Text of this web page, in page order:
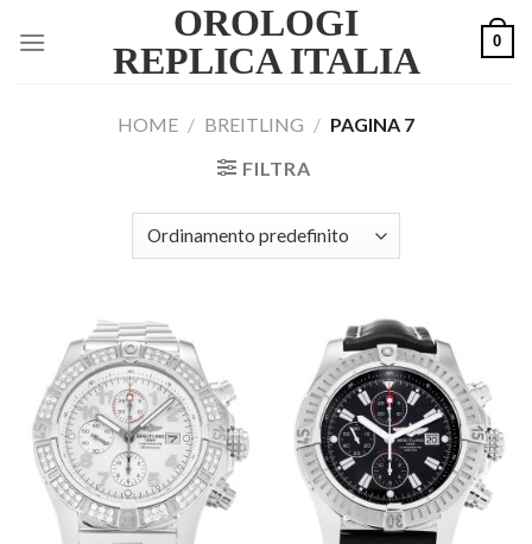
OROLOGI
REPLICA ITALIA
0
HOME / BREITLING / PAGINA 7
FILTRA